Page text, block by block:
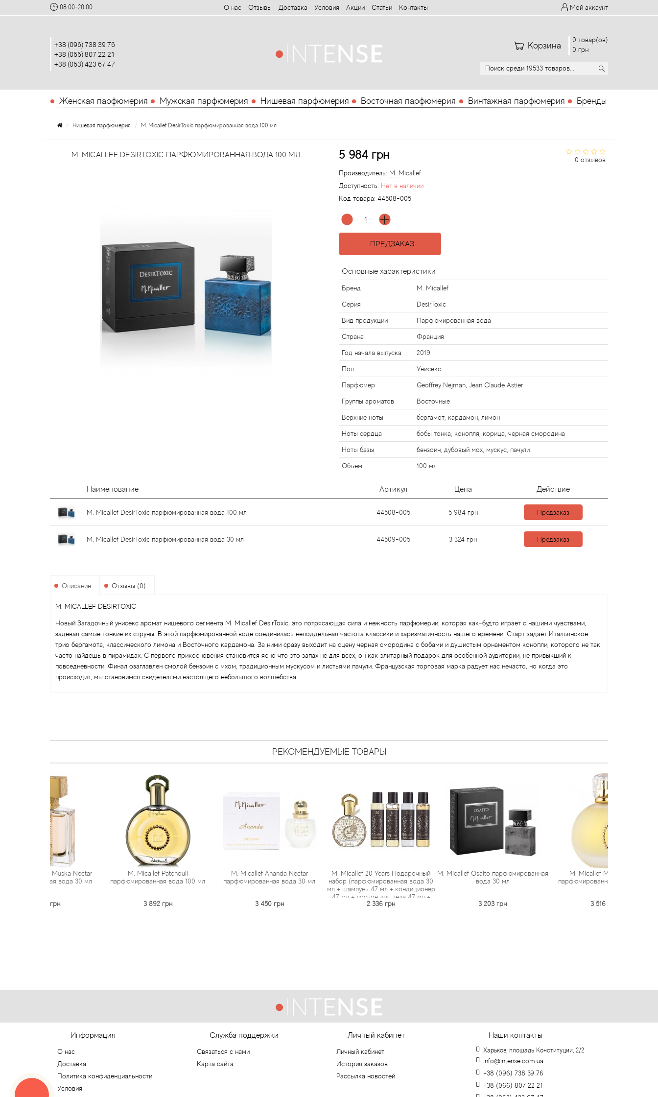
08:00-20:00 О нас Отзывы Доставка Условия Aкции Статьи Контакты Мой аккаунт
+38 (096) 738 39 76
+38 (066) 807 22 21
+38 (063) 423 67 47
Корзина
0 товар(ов)
0 грн
Женская парфюмерия Мужская парфюмерия Нишевая парфюмерия Восточная парфюмерия Винтажная парфюмерия Бренды
Нишевая парфюмерия M. Micallef DesirToxic парфюмированная вода 100 мл
M. MICALLEF DESIRTOXIC ПАРФЮМИРОВАННАЯ ВОДА 100 МЛ
0 отзывов
5 984 грн
Производитель: M. Micallef
Доступность: Нет в наличии
Код товара: 44508-005
ПРЕДЗАКАЗ
Основные характеристики
Бренд M. Micallef
Серия DesirToxic
Вид продукции Парфюмированная вода
Страна Франция
Год начала выпуска 2019
Пол Унисекс
Парфюмер Geoffrey Nejman, Jean Claude Astier
Группы ароматов Восточные
Верхние ноты бергамот, кардамон, лимон
Ноты сердца бобы тонка, конопля, корица, черная смородина
Ноты базы бензоин, дубовый мох, мускус, пачули
Объем 100 мл
Наименование Артикул Цена Действие
M. Micallef DesirToxic парфюмированная вода 100 мл 44508-005 5 984 грн Предзаказ
M. Micallef DesirToxic парфюмированная вода 30 мл 44509-005 3 324 грн Предзаказ
Описание Отзывы (0)
M. MICALLEF DESIRTOXIC
Новый Загадочный унисекс аромат нишевого сегмента M. Micallef DesirToxic, это потрясающая сила и нежность парфюмерии, которая как-будто играет с нашими чувствами,
задевая самые тонкие их струны. В этой парфюмированной воде соединилась неподдельная частота классики и харизматичность нашего времени. Старт задает Итальянское
трио бергамота, классического лимона и Восточного кардамона. За ними сразу выходит на сцену черная смородина с бобами и душистым орнаментом конопли, которого не так
часто найдешь в пирамидах. С первого прикосновения становится ясно что это запах не для всех, он как элитарный подарок для особенной аудитории, не привыкший к
повседневности. Финал озаглавлен смолой бензоин с мхом, традиционным мускусом и листьями пачули. Французская торговая марка радует нас нечасто, но когда это
происходит, мы становимся свидетелями настоящего небольшого волшебства.
РЕКОМЕНДУЕМЫЕ ТОВАРЫ
M. Micallef Patchouli
парфюмированная вода 100 мл
M. Micallef Ananda Nectar
парфюмированная вода 30 мл
M. Micallef 20 Years Подарочный
набор (парфюмированная вода 30
мл + шампунь 47 мл + кондиционер
47 мл + лосьон для тела 47 мл +
гель для душа 47 мл)
M. Micallef Osaito парфюмированная
вода 30 мл
M. Micallef Mon Parfum
парфюмированная вода 30 мл
Информация
О нас
Доставка
Политика конфиденциальности
Условия
Служба поддержки
Связаться с нами
Карта сайта
Личный кабинет
Личный кабинет
История заказов
Рассылка новостей
Наши контакты
Харьков, площадь Конституции, 2/2
info@intense.com.ua
+38 (096) 738 39 76
+38 (066) 807 22 21